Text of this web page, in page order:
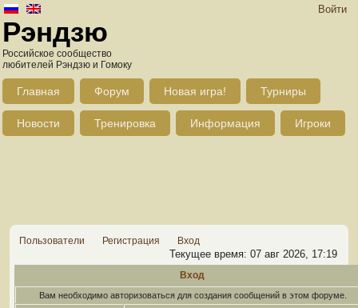
Войти
Рэндзю
Российское сообщество
любителей Рэндзю и Гомоку
Главная Форум Новая игра! Турниры
Новости Тренировка Информация Игроки
Пользователи Регистрация Вход
Текущее время: 07 авг 2026, 17:19
Вход
Вам необходимо авторизоваться для создания сообщений в этом форуме.